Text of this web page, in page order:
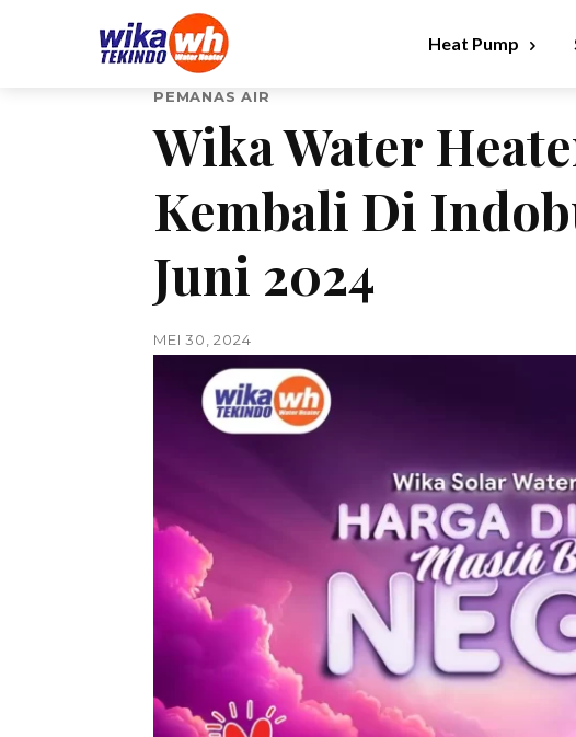
Heat Pump
PEMANAS AIR
Wika Water
Kembali Di
Juni 2024
MEI 30, 2024